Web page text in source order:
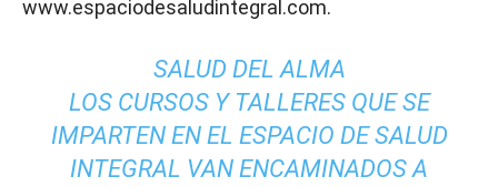
www.espaciodesaludintegral.com.
SALUD DEL ALMA
LOS CURSOS Y TALLERES QUE SE
IMPARTEN EN EL ESPACIO DE SALUD
INTEGRAL VAN ENCAMINADOS A